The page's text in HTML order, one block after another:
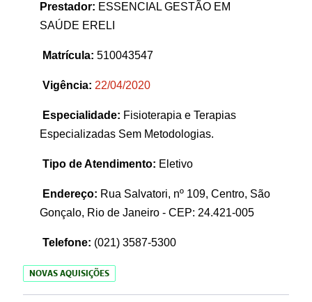
Prestador: ESSENCIAL GESTÃO EM
SAÚDE ERELI
Matrícula: 510043547
Vigência: 22/04/2020
Especialidade: Fisioterapia e Terapias
Especializadas Sem Metodologias.
Tipo de Atendimento: Eletivo
Endereço: Rua Salvatori, nº 109, Centro, São
Gonçalo, Rio de Janeiro - CEP: 24.421-005
Telefone: (021) 3587-5300
NOVAS AQUISIÇÕES